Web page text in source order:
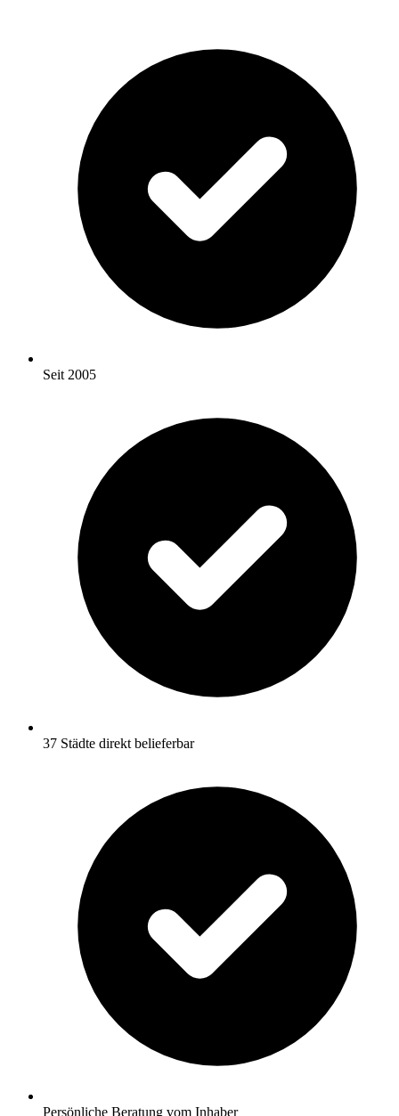
Seit 2005
37 Städte direkt belieferbar
Persönliche Beratung vom Inhaber